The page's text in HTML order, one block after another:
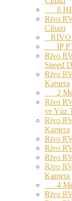
8
Rivo
Cihazı
RİVO
IP
Rivo
Speed
Rivo
Kamera
2
Rivo
ve Yüz
Rivo
Kamera
Rivo
Rivo
Rivo
Rivo
Kamera
4
Rivo